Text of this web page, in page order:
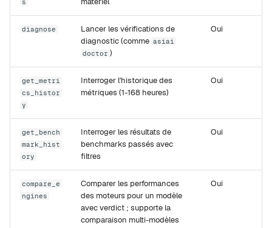
s
diagnose
Lancer les vérifications de
diagnostic (comme asiai
doctor )
Oui
get_metri
cs_histor
y
Interroger l'historique des
métriques (1-168 heures)
Oui
get_bench
mark_hist
ory
Interroger les résultats de
benchmarks passés avec
filtres
Oui
compare_e
ngines
Comparer les performances
des moteurs pour un modèle
avec verdict ; supporte la
comparaison multi-modèles
Oui